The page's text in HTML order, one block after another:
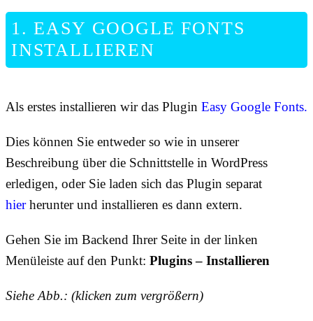
1. EASY GOOGLE FONTS
INSTALLIEREN
Als erstes installieren wir das Plugin Easy Google Fonts.
Dies können Sie entweder so wie in unserer
Beschreibung über die Schnittstelle in WordPress
erledigen, oder Sie laden sich das Plugin separat
hier herunter und installieren es dann extern.
Gehen Sie im Backend Ihrer Seite in der linken
Menüleiste auf den Punkt: Plugins – Installieren
Siehe Abb.: (klicken zum vergrößern)